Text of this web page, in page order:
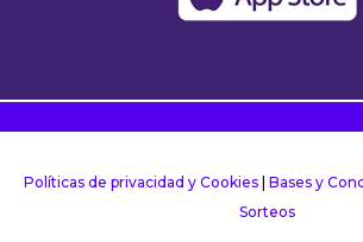
Políticas de privacidad y Cookies| Bases y
Sorteos